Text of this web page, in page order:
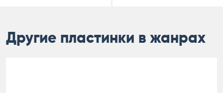
Другие пластинки в жанрах